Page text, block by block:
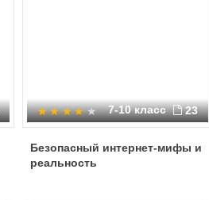
7-10 класс 23
Безопасный интернет-мифы и
реальность